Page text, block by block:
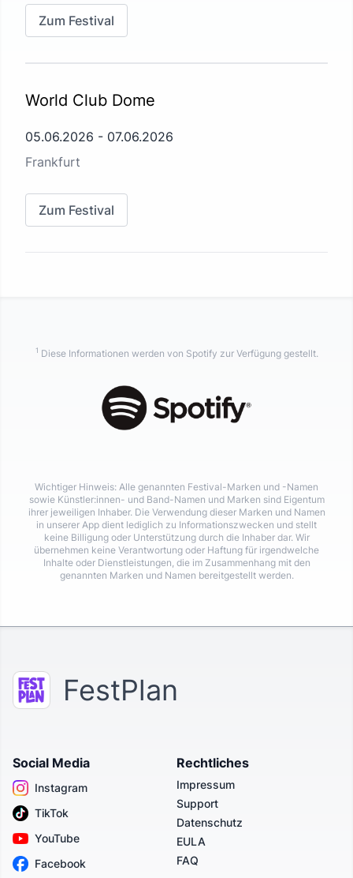
Zum Festival
World Club Dome
05.06.2026 - 07.06.2026
Frankfurt
Zum Festival
1 Diese Informationen werden von Spotify zur Verfügung gestellt.
Wichtiger Hinweis: Alle genannten Festival-Marken und -Namen
sowie Künstler:innen- und Band-Namen und Marken sind Eigentum
ihrer jeweiligen Inhaber. Die Verwendung dieser Marken und Namen
in unserer App dient lediglich zu Informationszwecken und stellt
keine Billigung oder Unterstützung durch die Inhaber dar. Wir
übernehmen keine Verantwortung oder Haftung für irgendwelche
Inhalte oder Dienstleistungen, die im Zusammenhang mit den
genannten Marken und Namen bereitgestellt werden.
FestPlan
Social Media
Instagram
TikTok
YouTube
Facebook
Rechtliches
Impressum
Support
Datenschutz
EULA
FAQ